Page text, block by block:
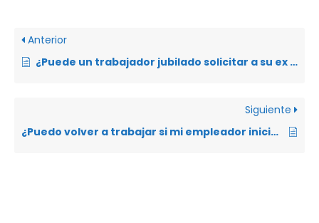
Anterior
¿Puede un trabajador jubilado solicitar a su ex empleador el pago de un fondo global de jubilación en vez de que le pague una pensión mensual?
Siguiente
¿Puedo volver a trabajar si mi empleador inicia un trámite de visto bueno en mi contra?